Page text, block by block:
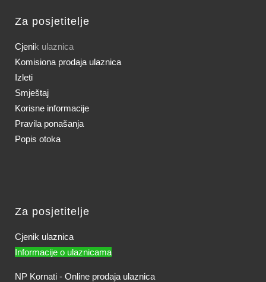
Za posjetitelje
Cjenik ulaznica
Komisiona prodaja ulaznica
Izleti
Smještaj
Korisne informacije
Pravila ponašanja
Popis otoka
Za posjetitelje
Cjenik ulaznica
Informacije o ulaznicama
NP Kornati - Online prodaja ulaznica